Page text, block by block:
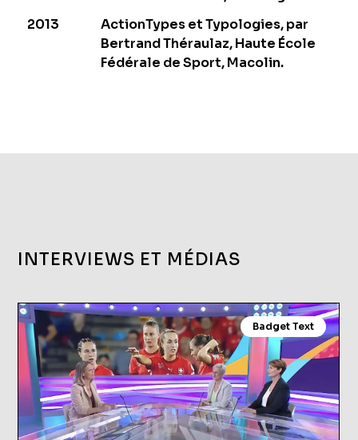
2013
ActionTypes et Typologies, par
Bertrand Théraulaz, Haute École
Fédérale de Sport, Macolin.
INTERVIEWS ET MÉDIAS
Badget Text